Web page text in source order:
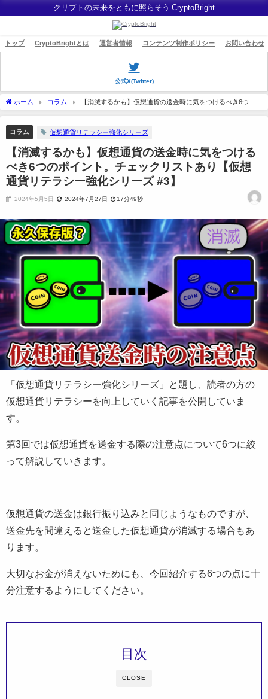
クリプトの未来をともに照らそう CryptoBright
トップ CryptoBrightとは 運営者情報 コンテンツ制作ポリシー お問い合わせ
公式X(Twitter)
ホーム コラム
【消滅するかも】仮想通貨の送金時に気をつけるべき6つの
ポイント。チェックリストあり【仮想通貨リテラシー強化シリーズ #3】
コラム 仮想通貨リテラシー強化シリーズ
【消滅するかも】仮想通貨の送金時に気をつける
べき6つのポイント。チェックリストあり【仮想
通貨リテラシー強化シリーズ #3】
2024年5月5日 2024年7月27日 17分49秒
「仮想通貨リテラシー強化シリーズ」と題し、読者の方の
仮想通貨リテラシーを向上していく記事を公開していま
す。
第3回では仮想通貨を送金する際の注意点について6つに絞
って解説していきます。
仮想通貨の送金は銀行振り込みと同じようなものですが、
送金先を間違えると送金した仮想通貨が消滅する場合もあ
ります。
大切なお金が消えないためにも、今回紹介する6つの点に十
分注意するようにしてください。
CLOSE
目次